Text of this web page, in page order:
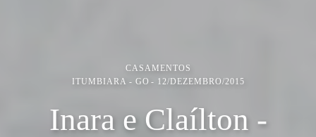
CASAMENTOS
ITUMBIARA - GO
12/DEZEMBRO/2015
Inara e Claílton -